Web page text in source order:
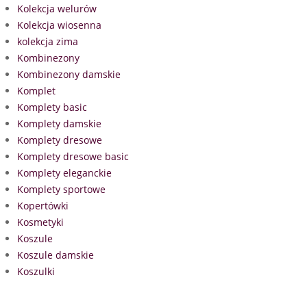
Kolekcja welurów
Kolekcja wiosenna
kolekcja zima
Kombinezony
Kombinezony damskie
Komplet
Komplety basic
Komplety damskie
Komplety dresowe
Komplety dresowe basic
Komplety eleganckie
Komplety sportowe
Kopertówki
Kosmetyki
Koszule
Koszule damskie
Koszulki